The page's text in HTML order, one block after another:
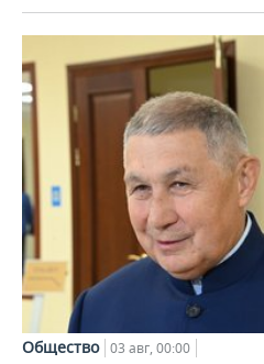
Общество 03 авг, 00:00